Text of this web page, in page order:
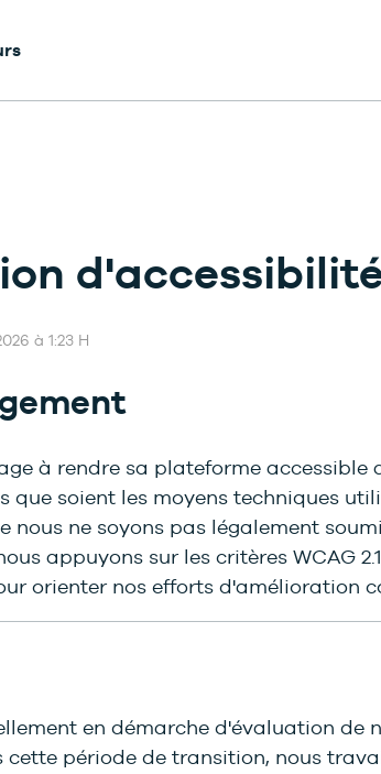
à 1:23 H
à rendre sa plateforme accessible
que soient les moyens techniques
nous ne soyons pas légalement
appuyons sur les critères WCAG
orienter nos efforts d'amélioration
en démarche d'évaluation de
cette période de transition, nous